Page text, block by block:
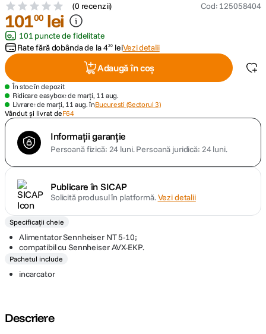
4. peak design
5. canon sx740 hs
7. sony fx
9. dji mic mini
10 dji osmo
(0 recenzii) Cod: 125058404
10100 lei
101 puncte de fidelitate
Rate fără dobânda de la420 leiVezi detalii
Adaugă în coș
În stoc în depozit
Ridicare easybox: de marți, 11 aug.
Livrare: de marți, 11 aug. înBucuresti (Sectorul 3)
Vândut și livrat deF64
Informații garanție
Persoană fizică: 24 luni.Persoană juridică: 24 luni.
Publicare în SICAP
Solicită produsul în platformă.Vezi detalii
Specificații cheie
Alimentator Sennheiser NT 5-10;
compatibil cu Sennheiser AVX-EKP.
Pachetul include
incarcator
Descriere